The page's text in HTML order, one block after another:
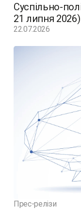
Суспільно-
21 липня 2026)
22.07.2026
Прес-релізи